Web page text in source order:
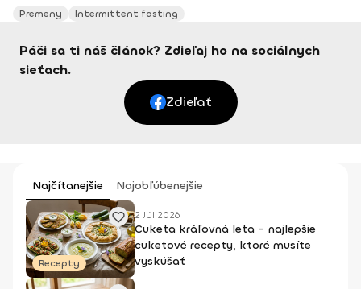
Premeny Intermittent fasting
Páči sa ti náš článok? Zdieľaj ho na sociálnych
sieťach.
Zdieľať
Najčítanejšie Najobľúbenejšie
Recepty
2 Júl 2026
Cuketa kráľovná leta - najlepšie
cuketové recepty, ktoré musíte
vyskúšať